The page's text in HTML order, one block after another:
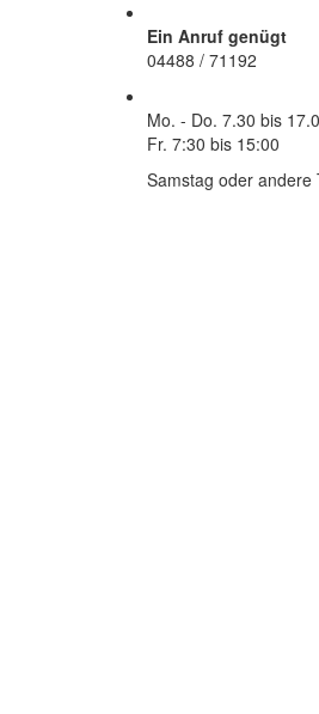
Ein Anruf genügt
04488 / 71192
Mo. - Do. 7.30 bis
Fr. 7:30 bis 15:00
Samstag oder andere